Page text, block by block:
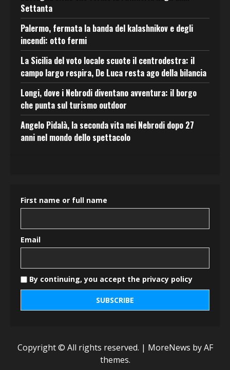
Settanta
Palermo, fermata la banda del kalashnikov e degli
incendi: otto fermi
La Sicilia del voto locale scuote il centrodestra: il
campo largo respira, De Luca resta ago della bilancia
Longi, dove i Nebrodi diventano avventura: il borgo
che punta sul turismo outdoor
Angelo Pidalà, la seconda vita nei Nebrodi dopo 27
anni nel mondo dello spettacolo
First name or full name
Email
By continuing, you accept the privacy policy
Copyright © All rights reserved. | MoreNews by AF
themes.